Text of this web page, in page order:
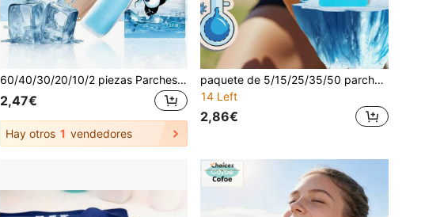
60/40/30/20/10/2 piezas Parches de gel refrescante, autoadhesivos fáciles, enfriamiento físico efectivo, disipación de calor duradera, alivia eficazmente las molestias causadas por el clima caluroso, enfriamiento de verano, esencial para viajes a la playa, opción de enfriamiento ideal para el hogar y los viajes, esencial de verano, adecuado para estudiantes, viajes, pequeños regalos, fiestas, juegos, botellas de agua, aulas, suministros para exteriores, suministros de viaje, artículos esenciales para el hogar, artículos para el hogar, regalos para mujeres, regalos para hombres, regalos para madres, regalos para padres
2,47€
Hay otros 1 vendedores
paquete de 5/15/25/35/50 parches de bálsamo de tigre para alivio del dolor, de larga duración y efectivos, adecuados para espalda, rodilla, cuello, hombro, músculos y articulaciones, sin electricidad, parches naturales de bálsamo de tigre
14 Left
2,86€